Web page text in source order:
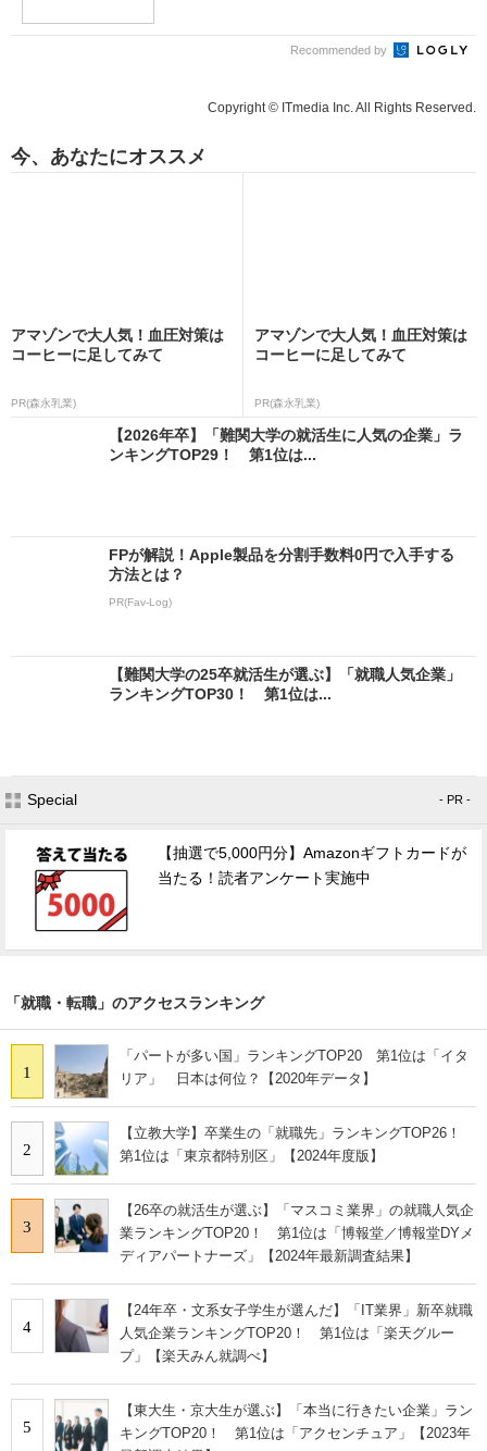
Recommended by
Copyright © ITmedia Inc. All Rights Reserved.
今、あなたにオススメ
アマゾンで大人気！血圧対策は
コーヒーに足してみて
PR(森永乳業)
アマゾンで大人気！血圧対策は
コーヒーに足してみて
PR(森永乳業)
【2026年卒】「難関大学の就活生に人気の企業」ラ
ンキングTOP29！ 第1位は...
FPが解説！Apple製品を分割手数料0円で入手する
方法とは？
PR(Fav-Log)
【難関大学の25卒就活生が選ぶ】「就職人気企業」
ランキングTOP30！ 第1位は...
Special - PR -
【抽選で5,000円分】Amazonギフトカードが
当たる！読者アンケート実施中
「就職・転職」のアクセスランキング
1
「パートが多い国」ランキングTOP20 第1位は「イタ
リア」 日本は何位？【2020年データ】
2
【立教大学】卒業生の「就職先」ランキングTOP26！
第1位は「東京都特別区」【2024年度版】
3
【26卒の就活生が選ぶ】「マスコミ業界」の就職人気企
業ランキングTOP20！ 第1位は「博報堂／博報堂DYメ
ディアパートナーズ」【2024年最新調査結果】
4
【24年卒・文系女子学生が選んだ】「IT業界」新卒就職
人気企業ランキングTOP20！ 第1位は「楽天グルー
プ」【楽天みん就調べ】
5
【東大生・京大生が選ぶ】「本当に行きたい企業」ラン
キングTOP20！ 第1位は「アクセンチュア」【2023年